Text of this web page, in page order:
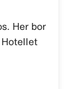
Her bor
Hotellet